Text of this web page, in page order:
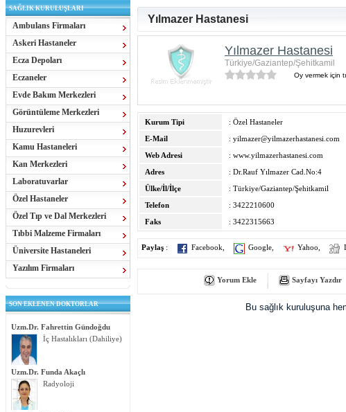
SAĞLIK KURULUŞLARI
Ambulans Firmaları
Askeri Hastaneler
Ecza Depoları
Eczaneler
Evde Bakım Merkezleri
Görüntüleme Merkezleri
Huzurevleri
Kamu Hastaneleri
Kan Merkezleri
Laboratuvarlar
Özel Hastaneler
Özel Tıp ve Dal Merkezleri
Tıbbi Malzeme Firmaları
Üniversite Hastaneleri
Yazılım Firmaları
SON EKLENEN DOKTORLAR
Uzm.Dr. Fahrettin Gündoğdu
İç Hastalıkları (Dahiliye)
Uzm.Dr. Funda Akaçlı
Radyoloji
Yılmazer Hastanesi
Yılmazer Hastanesi
Türkiye/Gaziantep/Şehitkamil
Oy vermek için
Kurum Tipi
: Özel Hastaneler
E-Mail
: yilmazer@yilmazerhastanesi.com
Web Adresi
: www.yilmazerhastanesi.com
Adres
: Dr.Rauf Yılmazer Cad.No:4
Ülke/İl/İlçe
: Türkiye/Gaziantep/Şehitkamil
Telefon
: 3422210600
Faks
: 3422315663
Paylaş : Facebook Google Yahoo
Yorum Ekle Sayfayı Yazdır
Bu sağlık kuruluşuna